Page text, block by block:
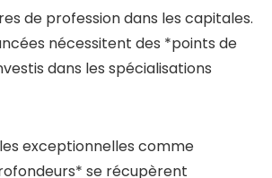
de profession dans les capitales.
nécessitent des *points de
dans les spécialisations
exceptionnelles comme
se récupèrent